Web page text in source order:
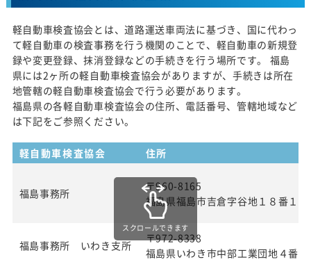
軽自動車検査協会とは、道路運送車両法に基づき、国に代わっ
て軽自動車の検査事務を行う機関のことで、軽自動車の新規登
録や変更登録、抹消登録などの手続きを行う場所です。 福島
県には2ヶ所の軽自動車検査協会がありますが、手続きは所在
地管轄の軽自動車検査協会で行う必要があります。
福島県の各軽自動車検査協会の住所、電話番号、管轄地域など
は下記をご参照ください。
軽自動車検査協会 住所
福島事務所
〒960-8165
福島県福島市吉倉字谷地１８番１
福島事務所 いわき支所
〒972-8338
福島県いわき市中部工業団地４番
スクロールできます